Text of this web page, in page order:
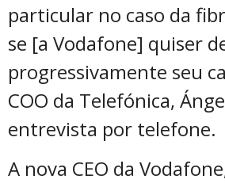
particular no caso da
se [a Vodafone] quiser
progressivamente seu
COO da Telefónica,
entrevista por telefone.
A nova CEO da